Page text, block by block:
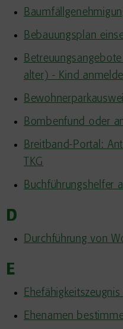
Bebauungsplan
alter) - Kind
Bombenfund oder
Breitband-Portal:
TKG
Buchführungshelfer
D
Durchführung von
E
Ehenamen